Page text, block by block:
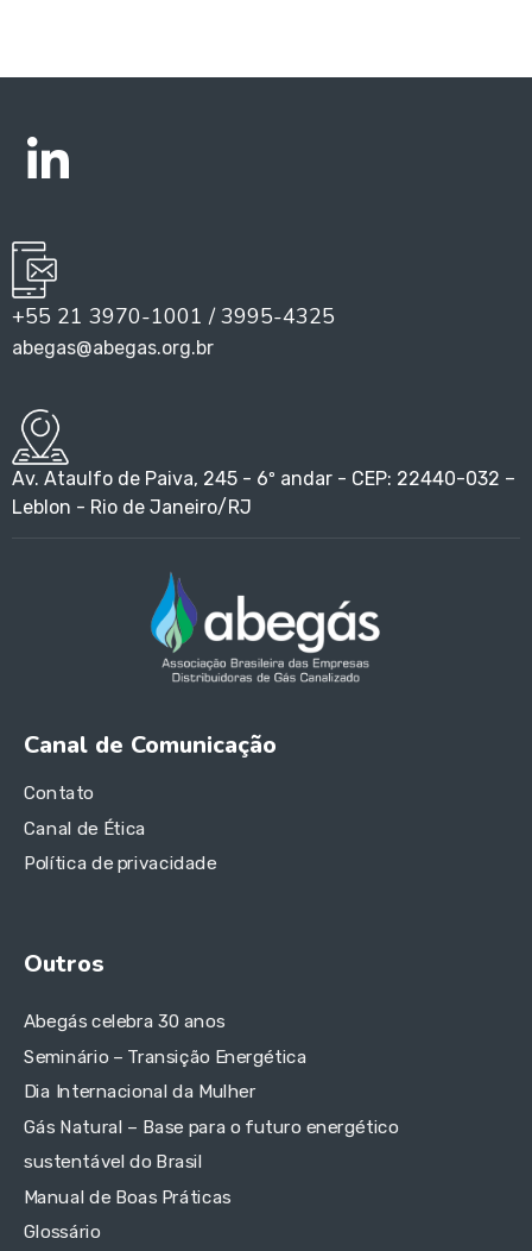
+55 21 3970-1001 / 3995-4325
abegas@abegas.org.br
Av. Ataulfo de Paiva, 245 - 6º andar - CEP: 22440-032 –
Leblon - Rio de Janeiro/RJ
Canal de Comunicação
Contato
Canal de Ética
Política de privacidade
Outros
Abegás celebra 30 anos
Seminário – Transição Energética
Dia Internacional da Mulher
Gás Natural – Base para o futuro energético
sustentável do Brasil
Manual de Boas Práticas
Glossário